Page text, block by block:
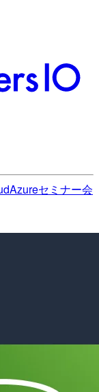
Azureセミナー会